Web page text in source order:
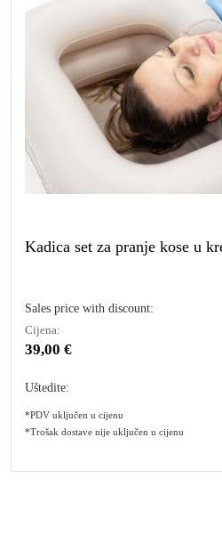
Kadica set za pranje kose u
Sales price with discount:
Cijena:
39,00 €
Uštedite:
*PDV uključen u cijenu
*Trošak dostave nije uključen u cijenu